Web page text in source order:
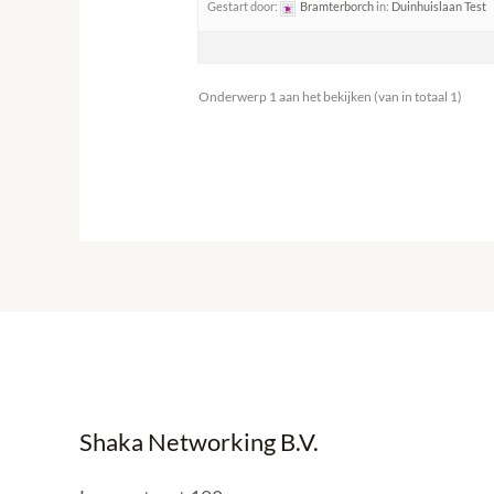
Gestart door: Bramterborch in: Duinhuislaan Test
Onderwerp 1 aan het bekijken (van in totaal 1)
Shaka Networking B.V.